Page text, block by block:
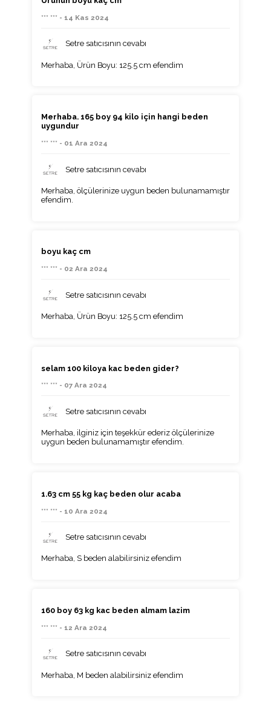
*** *** - 14 Kas 2024
Setre satıcısının cevabı
Merhaba, Ürün Boyu: 125.5 cm efendim
Merhaba. 165 boy 94 kilo için hangi beden
uygundur
*** *** - 01 Ara 2024
Setre satıcısının cevabı
Merhaba, ölçülerinize uygun beden bulunamamıştır
efendim.
boyu kaç cm
*** *** - 02 Ara 2024
Setre satıcısının cevabı
Merhaba, Ürün Boyu: 125.5 cm efendim
selam 100 kiloya kac beden gider?
*** *** - 07 Ara 2024
Setre satıcısının cevabı
Merhaba, ilginiz için teşekkür ederiz ölçülerinize
uygun beden bulunamamıştır efendim.
1.63 cm 55 kg kaç beden olur acaba
*** *** - 10 Ara 2024
Setre satıcısının cevabı
Merhaba, S beden alabilirsiniz efendim
160 boy 63 kg kac beden almam lazim
*** *** - 12 Ara 2024
Setre satıcısının cevabı
Merhaba, M beden alabilirsiniz efendim